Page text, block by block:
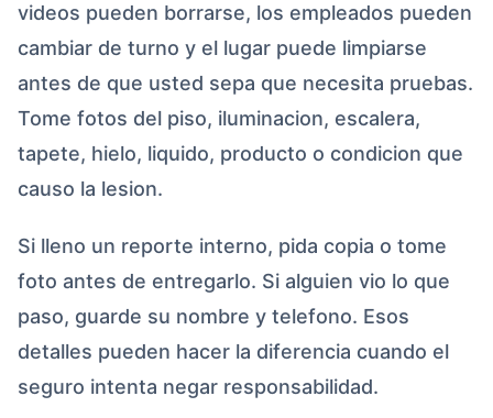
videos pueden borrarse, los empleados pueden
cambiar de turno y el lugar puede limpiarse
antes de que usted sepa que necesita pruebas.
Tome fotos del piso, iluminacion, escalera,
tapete, hielo, liquido, producto o condicion que
causo la lesion.
Si lleno un reporte interno, pida copia o tome
foto antes de entregarlo. Si alguien vio lo que
paso, guarde su nombre y telefono. Esos
detalles pueden hacer la diferencia cuando el
seguro intenta negar responsabilidad.